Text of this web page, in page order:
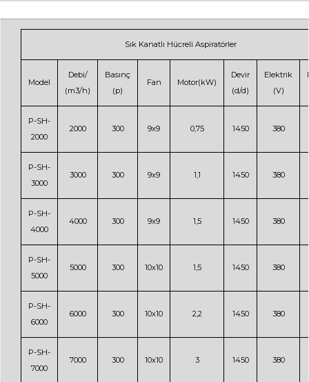
Sık Kanatlı Hücreli Aspiratörler
Model
Debi/
(m3/h)
Basınç
(p)
Fan Motor(kW)
Devir
(d/d)
Elektrik
(V)
P-SH-
2000
2000 300 9x9 0,75 1450 380
P-SH-
3000
3000 300 9x9 1,1 1450 380
P-SH-
4000
4000 300 9x9 1,5 1450 380
P-SH-
5000
5000 300 10x10 1,5 1450 380
P-SH-
6000
6000 300 10x10 2,2 1450 380
P-SH-
7000
7000 300 10x10 3 1450 380